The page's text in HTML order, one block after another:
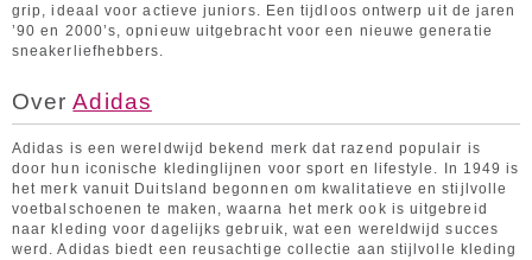
grip, ideaal voor actieve juniors. Een tijdloos ontwerp uit de jaren
’90 en 2000’s, opnieuw uitgebracht voor een nieuwe generatie
sneakerliefhebbers.
OverAdidas
Adidas is een wereldwijd bekend merk dat razend populair is
door hun iconische kledinglijnen voor sport en lifestyle. In 1949 is
het merk vanuit Duitsland begonnen om kwalitatieve en stijlvolle
voetbalschoenen te maken, waarna het merk ook is uitgebreid
naar kleding voor dagelijks gebruik, wat een wereldwijd succes
werd. Adidas biedt een reusachtige collectie aan stijlvolle kleding